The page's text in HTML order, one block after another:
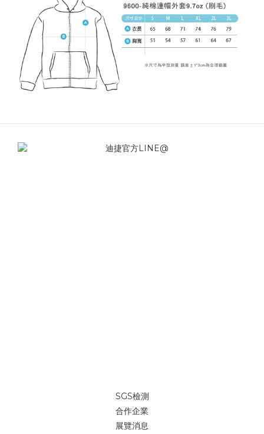
SGS檢測
合作企業
展覽消息